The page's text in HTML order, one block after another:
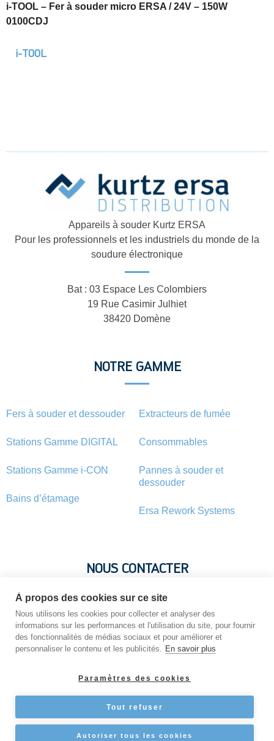
i-TOOL – Fer à souder micro ERSA / 24V – 150W
0100CDJ
i-TOOL
Appareils à souder Kurtz ERSA
Pour les professionnels et les industriels du monde de la
soudure électronique
Bat : 03 Espace Les Colombiers
19 Rue Casimir Julhiet
38420 Domène
NOTRE GAMME
Fers à souder et dessouder
Stations Gamme DIGITAL
Stations Gamme i-CON
Bains d’étamage
Extracteurs de fumée
Consommables
Pannes à souder et
dessouder
Ersa Rework Systems
NOUS CONTACTER
Vous avez une question ? Vous souhaitez une information sur
un produit ? N’hésitez pas : contactez-nous !
À propos des cookies sur ce site
Nous utilisons les cookies pour collecter et analyser des
informations sur les performances et l'utilisation du site, pour fournir
des fonctionnalités de médias sociaux et pour améliorer et
personnaliser le contenu et les publicités. En savoir plus
Paramètres des cookies
Tout refuser
Autoriser tous les cookies